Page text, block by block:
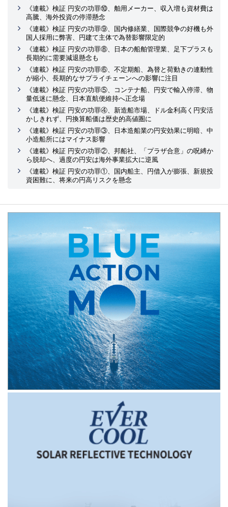
《連載》検証 円安の功罪⑩、舶用メーカー、収入増も資材費は
高騰、海外投資の停滞懸念
《連載》検証 円安の功罪⑨、国内修繕業、国際競争の好機も外
国人採用に弊害、円建て主体で為替影響限定的
《連載》検証 円安の功罪⑧、日本の船舶管理業、足下プラスも
長期的に需要減退懸念も
《連載》検証 円安の功罪⑥、不定期船、為替と荷動きの連動性
が縮小、長期的なサプライチェーンへの影響に注目
《連載》検証 円安の功罪⑤、コンテナ船、円安で輸入停滞、物
量低迷に懸念、日本直航便維持へ正念場
《連載》検証 円安の功罪④、新造船市場、ドル金利高く円安活
かしきれず、円換算船価は歴史的高値圏に
《連載》検証 円安の功罪③、日本造船業の円安効果に明暗、中
小造船所にはマイナス影響
《連載》検証 円安の功罪②、邦船社、「プラザ合意」の呪縛か
ら脱却へ、過度の円安は海外事業拡大に逆風
《連載》検証 円安の功罪①、国内船主、円借入が膨張、新規投
資困難に、将来の円高リスクを懸念